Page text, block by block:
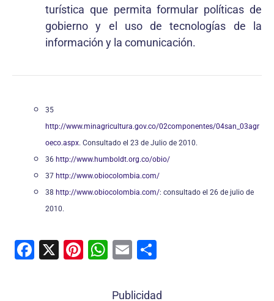
turística que permita formular políticas de
gobierno y el uso de tecnologías de la
información y la comunicación.
35
http://www.minagricultura.gov.co/02componentes/04san_03agr
oeco.aspx. Consultado el 23 de Julio de 2010.
36 http://www.humboldt.org.co/obio/
37 http://www.obiocolombia.com/
38 http://www.obiocolombia.com/: consultado el 26 de julio de
2010.
F
X
Pi W
at
E
ai m
Publicidad